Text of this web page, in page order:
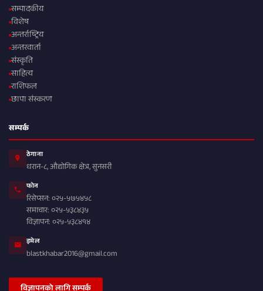
सम्पादकीय
विशेष
अन्तर्राष्ट्रिय
अन्तरवार्ता
संस्कृति
साहित्य
राशिफल
छापा संस्करण
सम्पर्क
ठेगाना
धरान-८, औद्योगिक क्षेत्र, सुनसरी
फोन
रिसेप्सन: ०२५-५७५४५८
समाचार: ०२५-५३८४३५
विज्ञापन: ०२५-५३८४१४
इमेल
blastkhabar2016@gmail.com